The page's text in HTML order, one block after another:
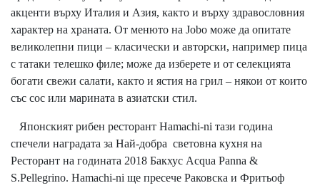
акценти върху Италия и Азия, както и върху здравословния
характер на храната. От менюто на Jobo може да опитате
великолепни пици – класически и авторски, например пица
с татаки телешко филе; може да изберете и от селекцията
богати свежи салати, както и ястия на грил – някои от които
със сос или марината в азиатски стил.
Японският рибен ресторант Hamachi-ni тази година
спечели наградата за Най-добра световна кухня на
Ресторант на годината 2018 Бакхус Acqua Panna &
S.Pellegrino. Hamachi-ni ще пресече Раковска и Фритьоф